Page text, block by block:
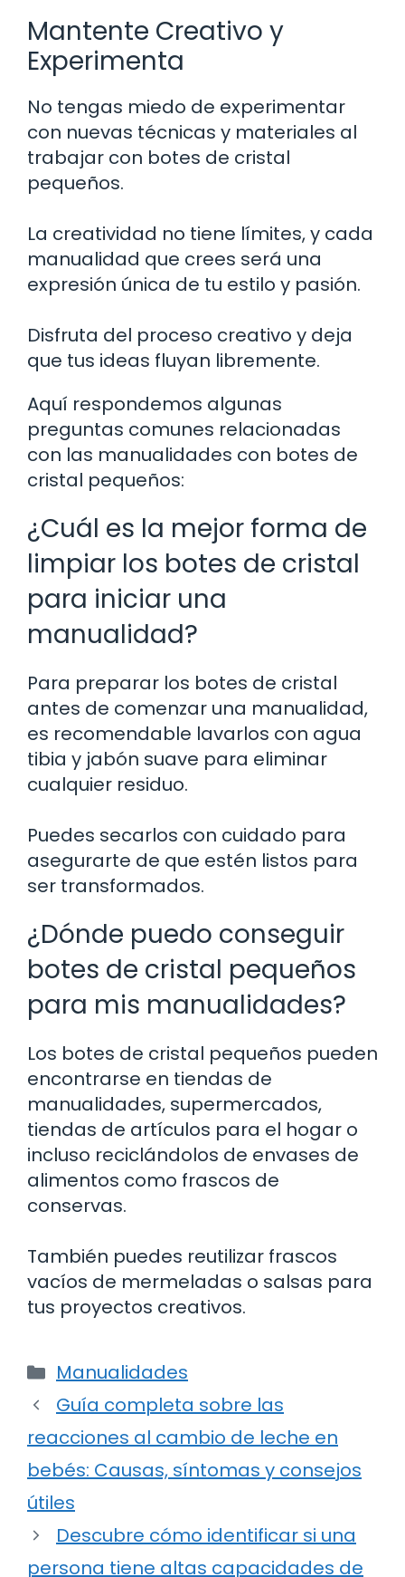
Mantente Creativo y
Experimenta
No tengas miedo de experimentar
con nuevas técnicas y materiales al
trabajar con botes de cristal
pequeños.
La creatividad no tiene límites, y cada
manualidad que crees será una
expresión única de tu estilo y pasión.
Disfruta del proceso creativo y deja
que tus ideas fluyan libremente.
Aquí respondemos algunas
preguntas comunes relacionadas
con las manualidades con botes de
cristal pequeños:
¿Cuál es la mejor forma de
limpiar los botes de cristal
para iniciar una
manualidad?
Para preparar los botes de cristal
antes de comenzar una manualidad,
es recomendable lavarlos con agua
tibia y jabón suave para eliminar
cualquier residuo.
Puedes secarlos con cuidado para
asegurarte de que estén listos para
ser transformados.
¿Dónde puedo conseguir
botes de cristal pequeños
para mis manualidades?
Los botes de cristal pequeños pueden
encontrarse en tiendas de
manualidades, supermercados,
tiendas de artículos para el hogar o
incluso reciclándolos de envases de
alimentos como frascos de
conservas.
También puedes reutilizar frascos
vacíos de mermeladas o salsas para
tus proyectos creativos.
Categorías
Manualidades
Guía completa sobre las
reacciones al cambio de leche en
bebés: Causas, síntomas y consejos
útiles
Descubre cómo identificar si una
persona tiene altas capacidades de